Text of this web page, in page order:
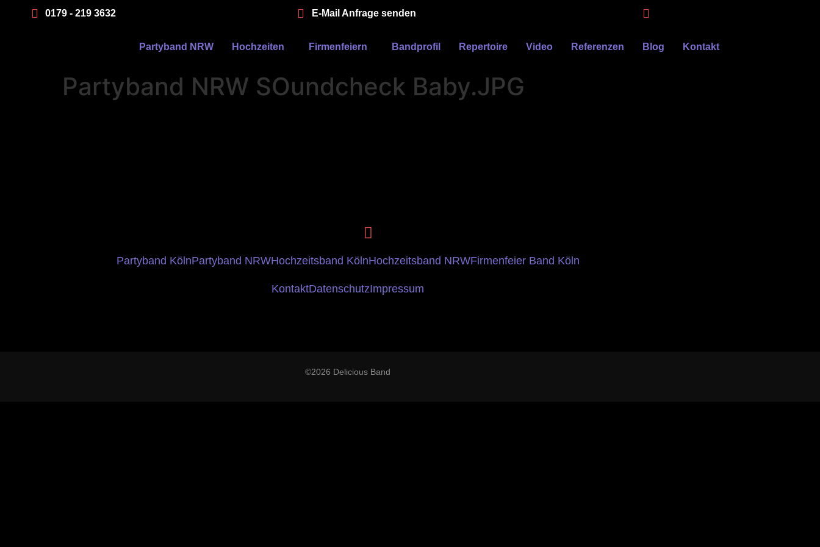
0179 - 219 3632 E-Mail Anfrage senden
Partyband NRW Hochzeiten Firmenfeiern Bandprofil Repertoire Video Referenzen Blog Kontakt
Partyband NRW SOundcheck Baby.JPG
Partyband KölnPartyband NRWHochzeitsband KölnHochzeitsband NRWFirmenfeier Band Köln
KontaktDatenschutzImpressum
©2026 Delicious Band